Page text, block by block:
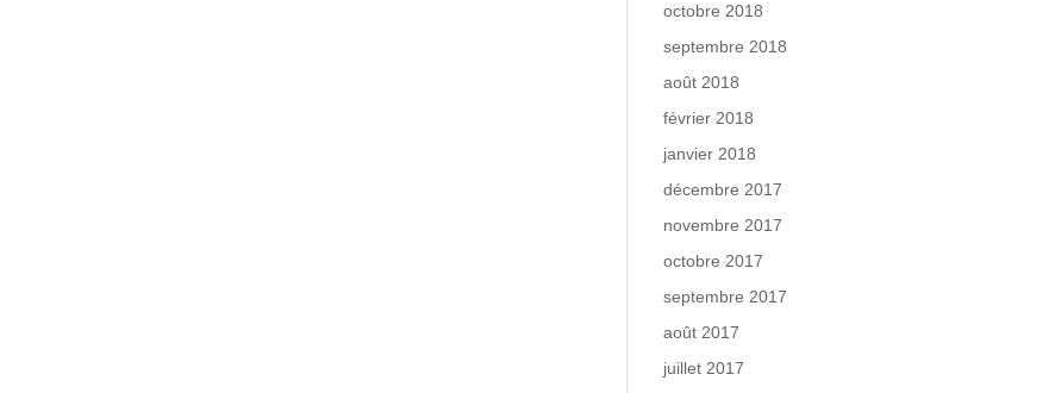
octobre 2018
septembre 2018
août 2018
février 2018
janvier 2018
décembre 2017
novembre 2017
octobre 2017
septembre 2017
août 2017
juillet 2017